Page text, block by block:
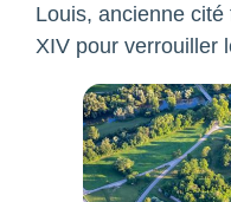
Louis, ancienne
XIV pour verrouiller